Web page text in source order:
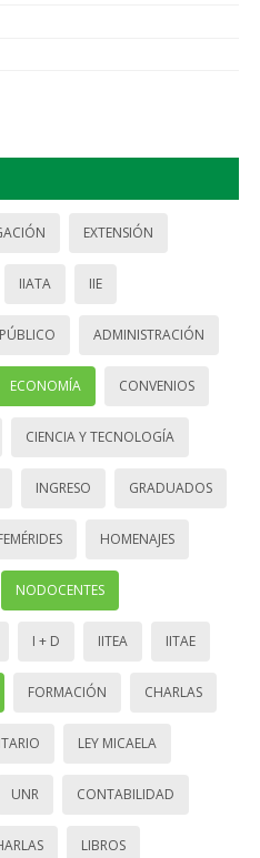
EXTENSIÓN
IIATA IIE
ADMINISTRACIÓN
ECONOMÍA CONVENIOS
CIENCIA Y TECNOLOGÍA
INGRESO GRADUADOS
HOMENAJES
NODOCENTES
I + D IITEA IITAE
FORMACIÓN CHARLAS
LEY MICAELA
UNR CONTABILIDAD
LIBROS